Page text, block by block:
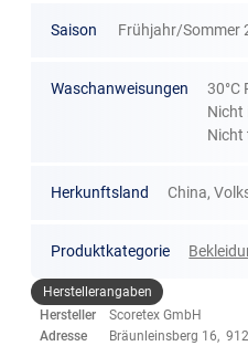
Saison Frühjahr/Sommer
Waschanweisungen
30°C
Nicht
Nicht
Herkunftsland China,
Produktkategorie
Herstellerangaben
Hersteller
Scoretex GmbH
Adresse
Bräunleinsberg 16,